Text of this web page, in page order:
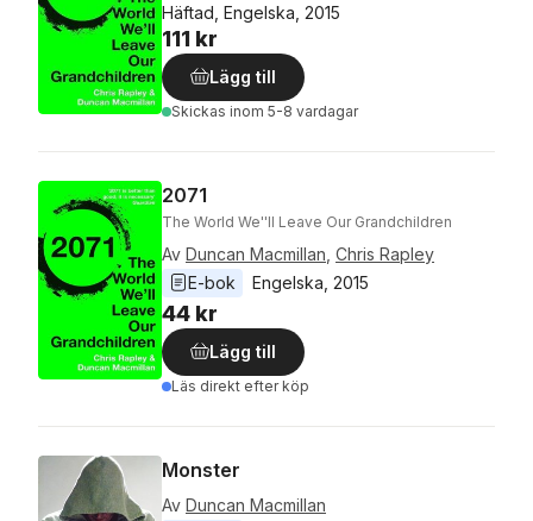
Häftad, Engelska, 2015
111 kr
Lägg till
Skickas inom 5-8 vardagar
2071
The World We''ll Leave Our Grandchildren
Av Duncan Macmillan Chris Rapley
E-bok
Engelska 2015
44 kr
Lägg till
Läs direkt efter köp
Monster
Av Duncan Macmillan